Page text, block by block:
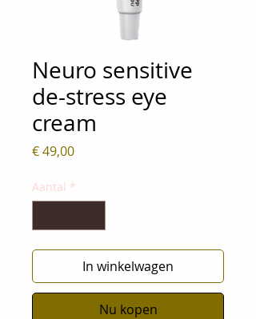
Neuro sensitive
de-stress eye
cream
€ 49,00Prijs
Aantal *
In winkelwagen
Nu kopen